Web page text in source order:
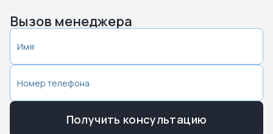
Вызов менеджера
Получить консультацию